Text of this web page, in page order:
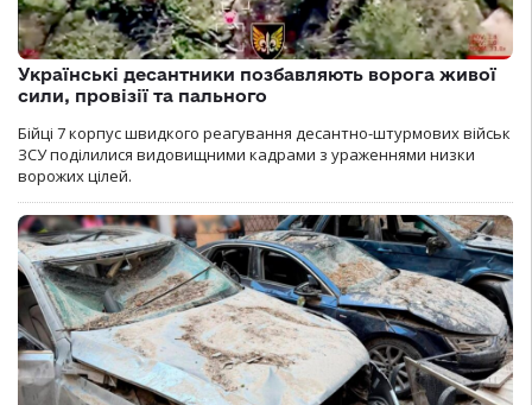
Українські десантники позбавляють ворога живої
сили, провізії та пального
Бійці 7 корпус швидкого реагування десантно-штурмових військ
ЗСУ поділилися видовищними кадрами з ураженнями низки
ворожих цілей.